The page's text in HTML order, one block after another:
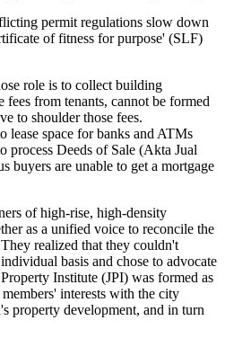
permit regulations slow down
of fitness for purpose' (SLF)
role is to collect building
fees from tenants, cannot be formed
to shoulder those fees.
lease space for banks and ATMs
process Deeds of Sale (Akta Jual
buyers are unable to get a mortgage
of high-rise, high-density
as a unified voice to reconcile the
realized that they couldn't
basis and chose to advocate
Institute (JPI) was formed as
interests with the city
property development, and in turn